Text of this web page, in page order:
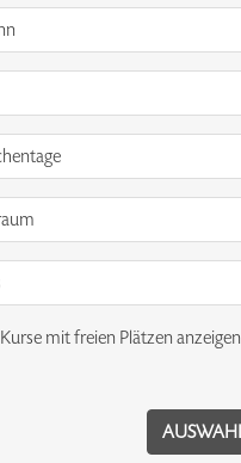
mit freien Plätzen anzeigen